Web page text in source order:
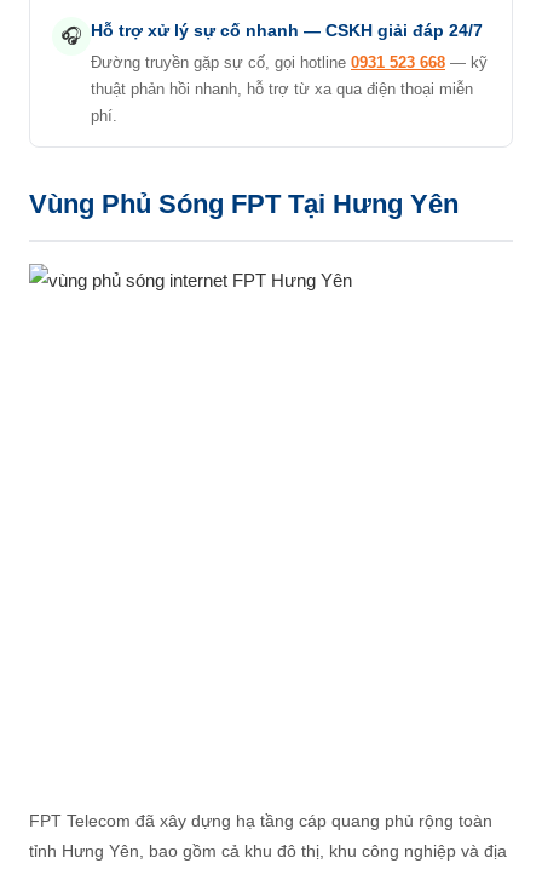
🎧 Hỗ trợ xử lý sự cố nhanh — CSKH giải đáp 24/7
Đường truyền gặp sự cố, gọi hotline 0931 523 668 — kỹ
thuật phản hồi nhanh, hỗ trợ từ xa qua điện thoại miễn
phí.
Vùng Phủ Sóng FPT Tại Hưng Yên
FPT Telecom đã xây dựng hạ tầng cáp quang phủ rộng toàn
tỉnh Hưng Yên, bao gồm cả khu đô thị, khu công nghiệp và địa